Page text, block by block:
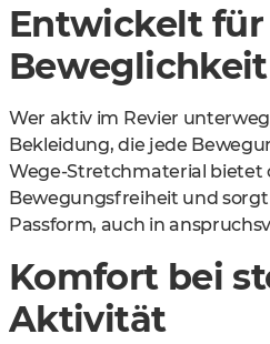
Entwickelt
Beweglichkeit
Wer aktiv im Revier
Bekleidung, die jede
Wege-Stretchmaterial bietet
Bewegungsfreiheit und
Passform, auch in
Komfort bei
Aktivität